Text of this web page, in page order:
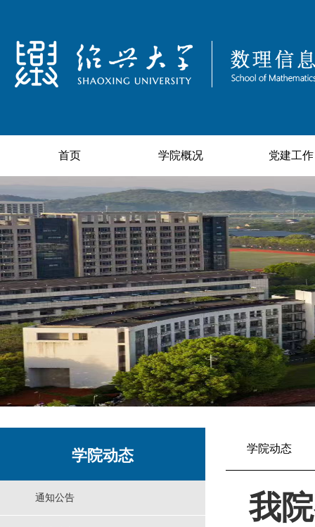
首页 学院概况 党建工作
学院动态
通知公告
学院动态
我